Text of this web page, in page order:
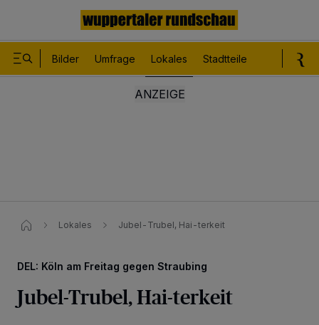
Bilder Umfrage Lokales Stadtteile
Lokales Jubel-Trubel, Hai-terkeit
DEL: Köln am Freitag gegen Straubing
Jubel-Trubel, Hai-terkeit